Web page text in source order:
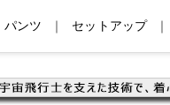
パンツ ｜ セットアップ ｜